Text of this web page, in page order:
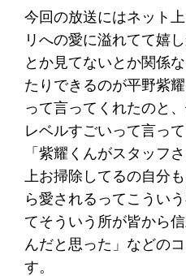
今回の放送にはネット
リへの愛に溢れてて嬉
とか見てないとか関係
たりできるのが平野紫
って言ってくれたのと
レベルすごいって言っ
「紫耀くんがスタッフ
上お掃除してるの自分
ら愛されるってこうい
てそういう所が皆から
んだと思った」などの
す。